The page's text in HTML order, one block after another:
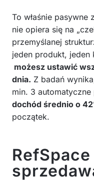
To właśnie
nie opiera się na
przemyślanej
jeden produkt, jeden
możesz ustawić
dnia. Z badań
min. 3 automatyczne
dochód średnio o
początek.